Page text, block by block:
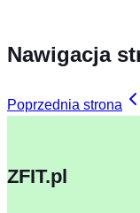
Nawigacja
Poprzednia strona
ZFIT.pl